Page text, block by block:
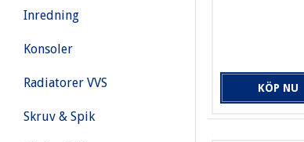
Inredning
Konsoler
Radiatorer VVS
Skruv & Spik
KÖP NU